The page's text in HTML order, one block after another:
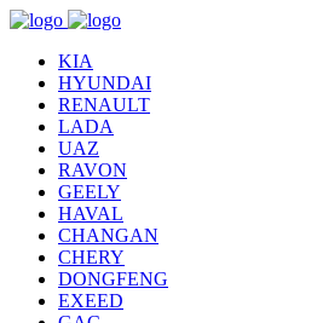
KIA
HYUNDAI
RENAULT
LADA
UAZ
RAVON
GEELY
HAVAL
CHANGAN
CHERY
DONGFENG
EXEED